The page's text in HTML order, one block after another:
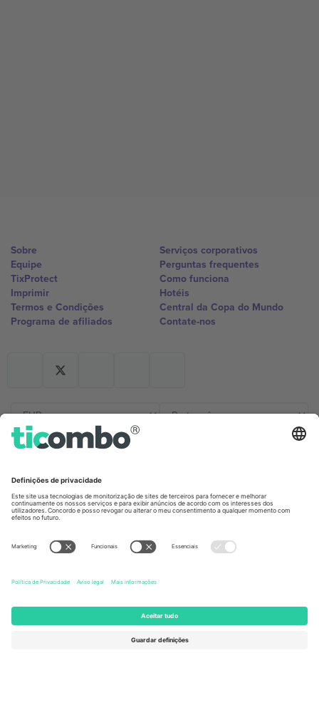
Sobre
Equipe
TixProtect
Imprimir
Termos e Condições
Programa de afiliados
Serviços corporativos
Perguntas frequentes
Como funciona
Hotéis
Central da Copa do Mundo
Contate-nos
Germany
Unter den Linden 24, 10117
United Kingdom
167 City Road, London, Greater
Kingdom
United States
Newark, Delaware 19713, United
States
Engelberg, Switzerland